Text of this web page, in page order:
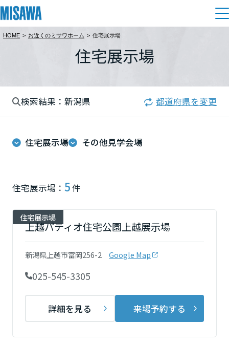
住まい
商品ラインアップ
インテリア
分譲住宅（建売・土地）検索
中古住宅検索
個人のお客さま
賃貸住宅
店舗・各種施設
土地活用モデルルーム見学
社宅建築
戸建て・マンション
リフォームメニュー
事業用
事業用リノベーション
ホテル・旅館リフォーム
まちづくり
複合開発事業（ASMACI-アスマチ-）
再開発・官民連携事業
分譲マンション開発事業
収益不動産・投資開発事業
建築再生事業
事業用売買
オーナーサポート
サポートメニュー
保証制度
アフターメンテナンス
ミサワリフォーム
企業・IR情報
ニュース
MISAWAについて
展示場・イベント情報
カタログ請求
住まいのご相談
HOME > お近くのミサワホーム > 住宅展示場
住宅展示場
検索結果：新潟県 都道府県を変更
住宅展示場 その他見学会場
住宅展示場： 5件
住宅展示場
上越パティオ住宅公園上越展示場
新潟県上越市富岡256-2 Google Map
025-545-3305
詳細を見る 来場予約する
都道府県を選択
青森県
岩手県
宮城県
秋田県
山形県